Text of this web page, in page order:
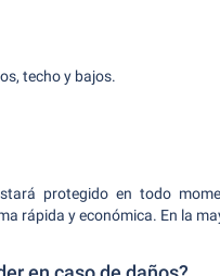
techo y bajos.
protegido en todo
rápida y económica. En la